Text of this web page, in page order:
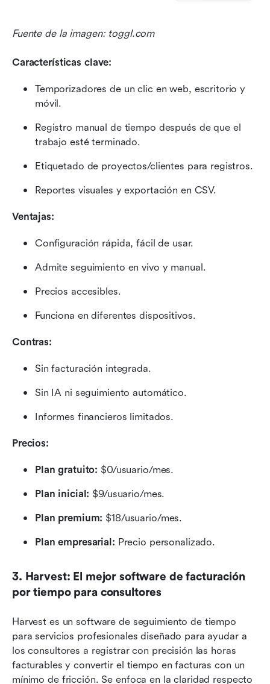
Fuente de la imagen: toggl.com
Características clave:
Temporizadores de un clic en web, escritorio y
móvil.
Registro manual de tiempo después de que el
trabajo esté terminado.
Etiquetado de proyectos/clientes para registros.
Reportes visuales y exportación en CSV.
Ventajas:
Configuración rápida, fácil de usar.
Admite seguimiento en vivo y manual.
Precios accesibles.
Funciona en diferentes dispositivos.
Contras:
Sin facturación integrada.
Sin IA ni seguimiento automático.
Informes financieros limitados.
Precios:
Plan gratuito: $0/usuario/mes.
Plan inicial: $9/usuario/mes.
Plan premium: $18/usuario/mes.
Plan empresarial: Precio personalizado.
3. Harvest: El mejor software de facturación
por tiempo para consultores
Harvest es un software de seguimiento de tiempo
para servicios profesionales diseñado para ayudar a
los consultores a registrar con precisión las horas
facturables y convertir el tiempo en facturas con un
mínimo de fricción. Se enfoca en la claridad respecto